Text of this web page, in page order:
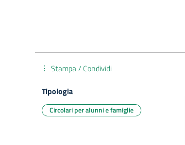
Stampa / Condividi
Tipologia
Circolari per alunni e famiglie